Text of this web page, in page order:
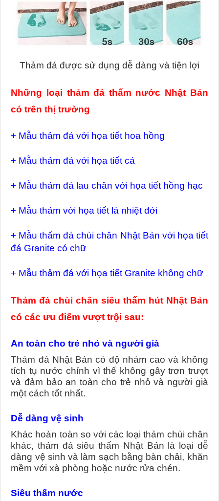
Thảm đá được sử dụng dễ dàng và tiện lợi
Những loại thảm đá thấm nước Nhật Bản
có trên thị trường
+ Mẫu thảm đá với họa tiết hoa hồng
+ Mẫu thảm đá với họa tiết cá
+ Mẫu thảm đá lau chân với họa tiết hồng hạc
+ Mẫu thảm với họa tiết lá nhiệt đới
+ Mẫu thẩm đá chùi chân Nhật Bản với họa tiết
đá Granite có chữ
+ Mẫu thảm đá với họa tiết Granite không chữ
Thảm đá chùi chân siêu thấm hút Nhật Bản
có các ưu điểm vượt trội sau:
An toàn cho trẻ nhỏ và người già
Thảm đá Nhật Bản có độ nhám cao và không
tích tụ nước chính vì thế không gây trơn trượt
và đảm bảo an toàn cho trẻ nhỏ và người già
một cách tốt nhất.
Dễ dàng vệ sinh
Khác hoàn toàn so với các loại thảm chùi chân
khác, thảm đá siêu thấm Nhật Bản là loại dễ
dàng vệ sinh và làm sạch bằng bàn chải, khăn
mềm với xà phòng hoặc nước rửa chén.
Siêu thấm nước